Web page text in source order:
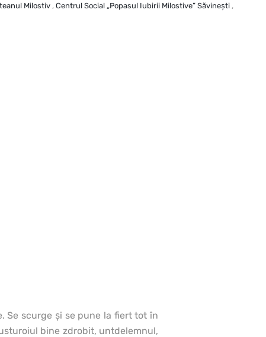
Milostiv , Centrul Social „Popasul Iubirii Milostive” Săvineşti ,
Se scurge şi se pune la fiert tot în
bine zdrobit, untdelemnul,